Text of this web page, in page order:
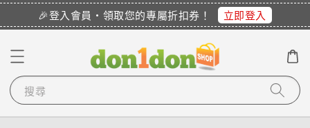
🎉登入會員・領取您的專屬折扣券！ 立即登入
搜尋
V***********已購買了
【COMPRESSPORT】窄版止汗呼吸頭帶2.0_【零碼】